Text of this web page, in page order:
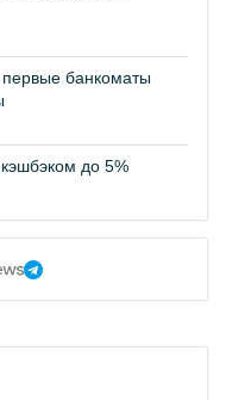
первые банкоматы
до 5%